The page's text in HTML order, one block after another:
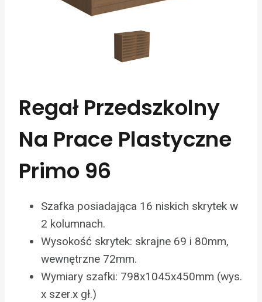
Regał Przedszkolny
Na Prace Plastyczne
Primo 96
Szafka posiadająca 16 niskich skrytek w
2 kolumnach.
Wysokość skrytek: skrajne 69 i 80mm,
wewnętrzne 72mm.
Wymiary szafki: 798x1045x450mm (wys.
x szer.x gł.)